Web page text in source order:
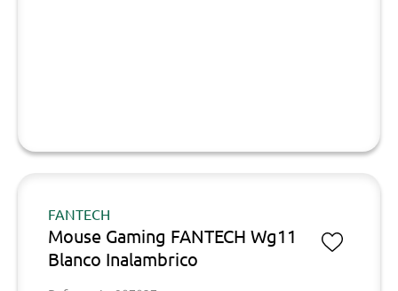
FANTECH
Mouse Gaming FANTECH Wg11
Blanco Inalambrico